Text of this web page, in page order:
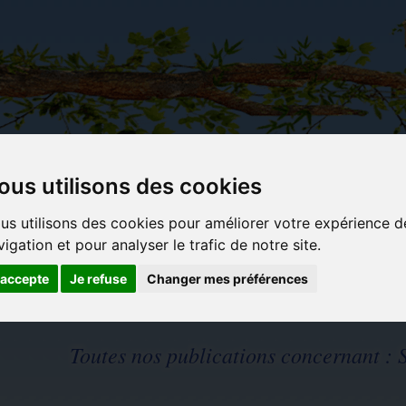
utilisons des cookies
utilisons des cookies pour améliorer votre expérience
et pour analyser le trafic de notre site.
Je refuse Changer mes préférences
manuelles,
détente et
jeux
cadeaux
originaux
Du
Toutes nos publications concernant :